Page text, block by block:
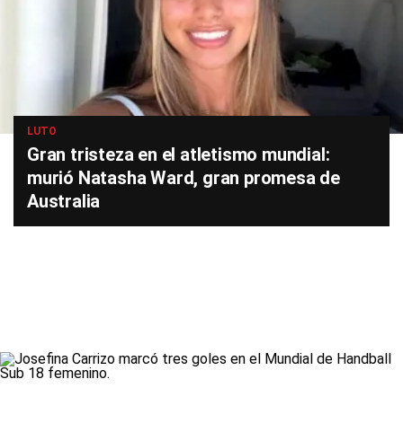
LUTO
Gran tristeza en el atletismo mundial:
murió Natasha Ward, gran promesa de
Australia